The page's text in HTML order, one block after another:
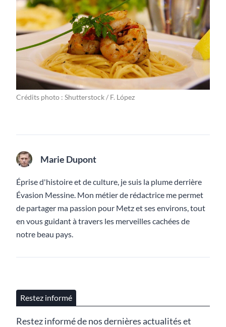
Crédits photo : Shutterstock / F. López
Marie Dupont
Éprise d'histoire et de culture, je suis la plume derrière
Évasion Messine. Mon métier de rédactrice me permet
de partager ma passion pour Metz et ses environs, tout
en vous guidant à travers les merveilles cachées de
notre beau pays.
Restez informé
Restez informé de nos dernières actualités et